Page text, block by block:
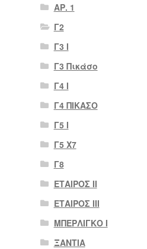
ΑΡ. 1
Γ2
Γ3 Ι
Γ3 Πικάσο
Γ4 Ι
Γ4 ΠΙΚΑΣΟ
Γ5 Ι
Γ5 Χ7
Γ8
ΕΤΑΙΡΟΣ II
ΕΤΑΙΡΟΣ III
ΜΠΕΡΛΙΓΚΟ Ι
ΞΑΝΤΙΑ